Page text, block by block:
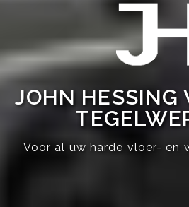
JOHN HESSING
Voor al uw harde vloer- en